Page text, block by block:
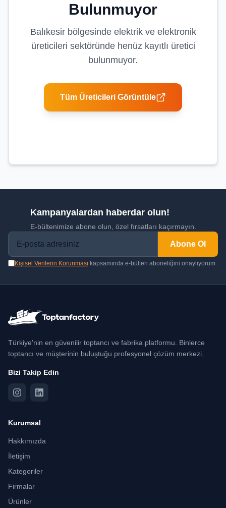
Bulunmuyor
Balıkesirbölgesinde elektrik ve elektronik
üreticileri sektöründe henüz kayıtlı üretici
bulunmuyor.
Tüm Üreticileri Görüntüle
Kampanyalardan haberdar olun!
E-bültenimize abone olun, özel fırsatları kaçırmayın.
Abone Ol
Kişisel Verilerin Korunması kapsamında e-bülten aboneliğini onaylıyorum.
Türkiye'nin en güvenilir toptancı ve fabrika platformu. Binlerce
toptancı ve müşterinin buluştuğu profesyonel çözüm merkezi.
Bizi Takip Edin
Kurumsal
Hakkımızda
İletişim
Kategoriler
Firmalar
Ürünler